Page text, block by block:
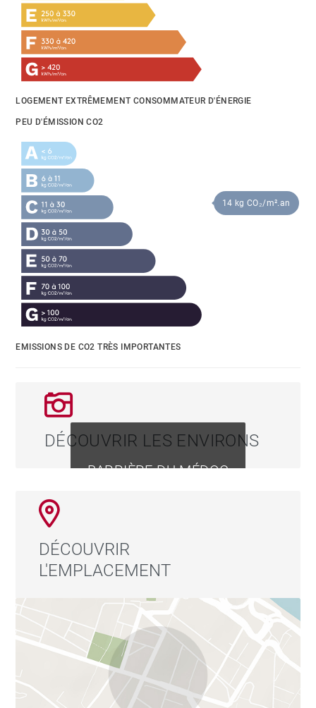
LOGEMENT EXTRÊMEMENT CONSOMMATEUR D'ÉNERGIE
PEU D'ÉMISSION CO2
EMISSIONS DE CO2 TRÈS IMPORTANTES
14 kg CO₂/m².an
DÉCOUVRIR LES ENVIRONS
BARRIÈRE DU MÉDOC
DÉCOUVRIR
L'EMPLACEMENT